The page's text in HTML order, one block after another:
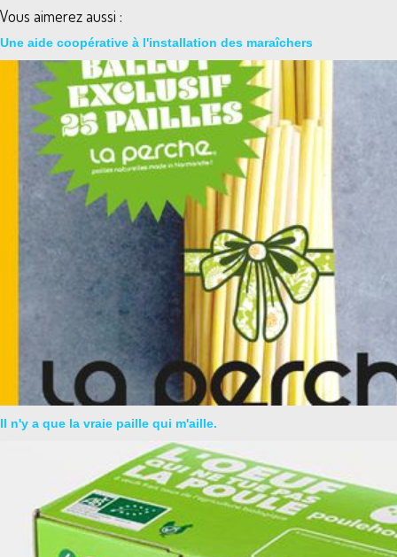
Vous aimerez aussi :
Une aide coopérative à l'installation des maraîchers
Il n'y a que la vraie paille qui m'aille.